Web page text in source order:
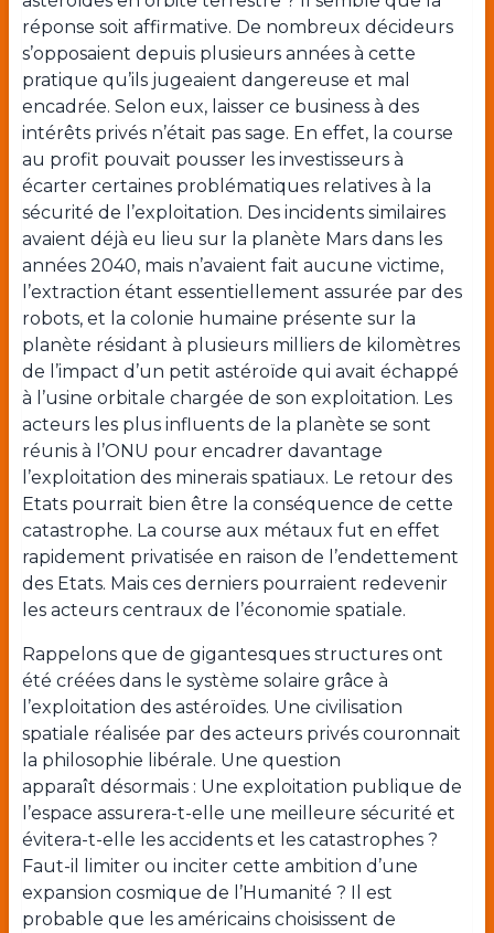
réponse soit affirmative. De nombreux décideurs
s’opposaient depuis plusieurs années à cette
pratique qu’ils jugeaient dangereuse et mal
encadrée. Selon eux, laisser ce business à des
intérêts privés n’était pas sage. En effet, la course
au profit pouvait pousser les investisseurs à
écarter certaines problématiques relatives à la
sécurité de l’exploitation. Des incidents similaires
avaient déjà eu lieu sur la planète Mars dans les
années 2040, mais n’avaient fait aucune victime,
l’extraction étant essentiellement assurée par des
robots, et la colonie humaine présente sur la
planète résidant à plusieurs milliers de kilomètres
de l’impact d’un petit astéroïde qui avait échappé
à l’usine orbitale chargée de son exploitation. Les
acteurs les plus influents de la planète se sont
réunis à l’ONU pour encadrer davantage
l’exploitation des minerais spatiaux. Le retour des
Etats pourrait bien être la conséquence de cette
catastrophe. La course aux métaux fut en effet
rapidement privatisée en raison de l’endettement
des Etats. Mais ces derniers pourraient redevenir
les acteurs centraux de l’économie spatiale.
Rappelons que de gigantesques structures ont
été créées dans le système solaire grâce à
l’exploitation des astéroïdes. Une civilisation
spatiale réalisée par des acteurs privés couronnait
la philosophie libérale. Une question
apparaît désormais : Une exploitation publique de
l’espace assurera-t-elle une meilleure sécurité et
évitera-t-elle les accidents et les catastrophes ?
Faut-il limiter ou inciter cette ambition d’une
expansion cosmique de l’Humanité ? Il est
probable que les américains choisissent de